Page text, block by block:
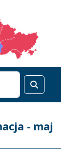
- maj